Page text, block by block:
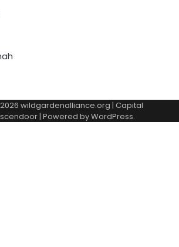
wildgardenalliance.org | Capital
| Powered byWordPress.